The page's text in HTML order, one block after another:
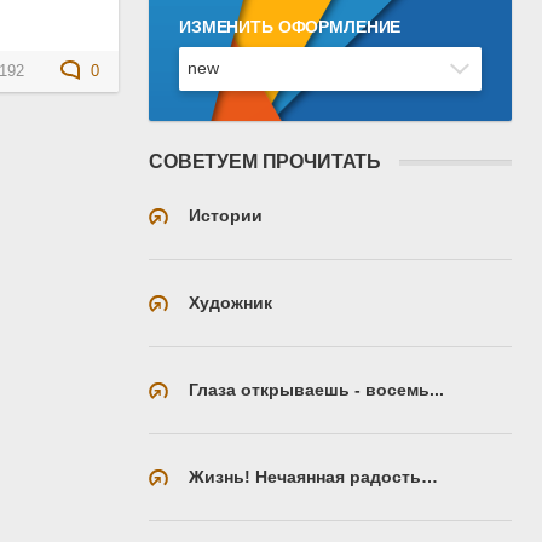
0
ИЗМЕНИТЬ ОФОРМЛЕНИЕ
СОВЕТУЕМ ПРОЧИТАТЬ
Истории
Художник
Глаза открываешь - восемь...
Жизнь! Нечаянная радость…